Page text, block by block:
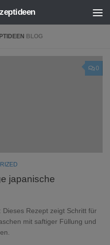
BLOG
0
japanische
Rezept zeigt Schritt für
mit saftiger Füllung und